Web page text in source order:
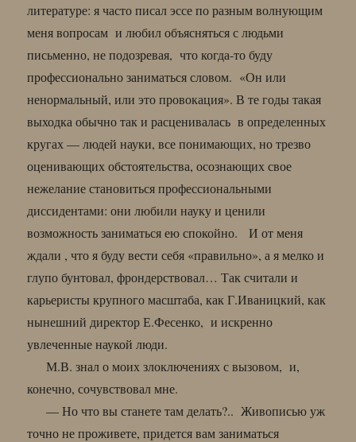
литературе: я часто писал эссе по разным волнующим
меня вопросам и любил объясняться с людьми
письменно, не подозревая, что когда-то буду
профессионально заниматься словом. «Он или
ненормальный, или это провокация». В те годы такая
выходка обычно так и расценивалась в определенных
кругах — людей науки, все понимающих, но трезво
оценивающих обстоятельства, осознающих свое
нежелание становиться профессиональными
диссидентами: они любили науку и ценили
возможность заниматься ею спокойно. И от меня
ждали , что я буду вести себя «правильно», а я мелко и
глупо бунтовал, фрондерствовал… Так считали и
карьеристы крупного масштаба, как Г.Иваницкий, как
нынешний директор Е.Фесенко, и искренно
увлеченные наукой люди.
М.В. знал о моих злоключениях с вызовом, и,
конечно, сочувствовал мне.
— Но что вы станете там делать?.. Живописью уж
точно не проживете, придется вам заниматься